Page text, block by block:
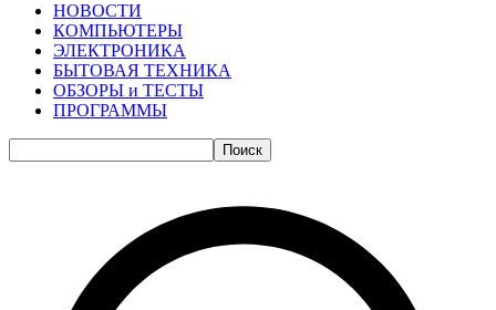
НОВОСТИ
КОМПЬЮТЕРЫ
ЭЛЕКТРОНИКА
БЫТОВАЯ ТЕХНИКА
ОБЗОРЫ и ТЕСТЫ
ПРОГРАММЫ
Поиск